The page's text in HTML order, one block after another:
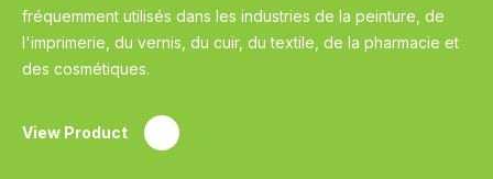
fréquemment utilisés dans les industries de la peinture, de
l'imprimerie, du vernis, du cuir, du textile, de la pharmacie et
des cosmétiques.
View Product